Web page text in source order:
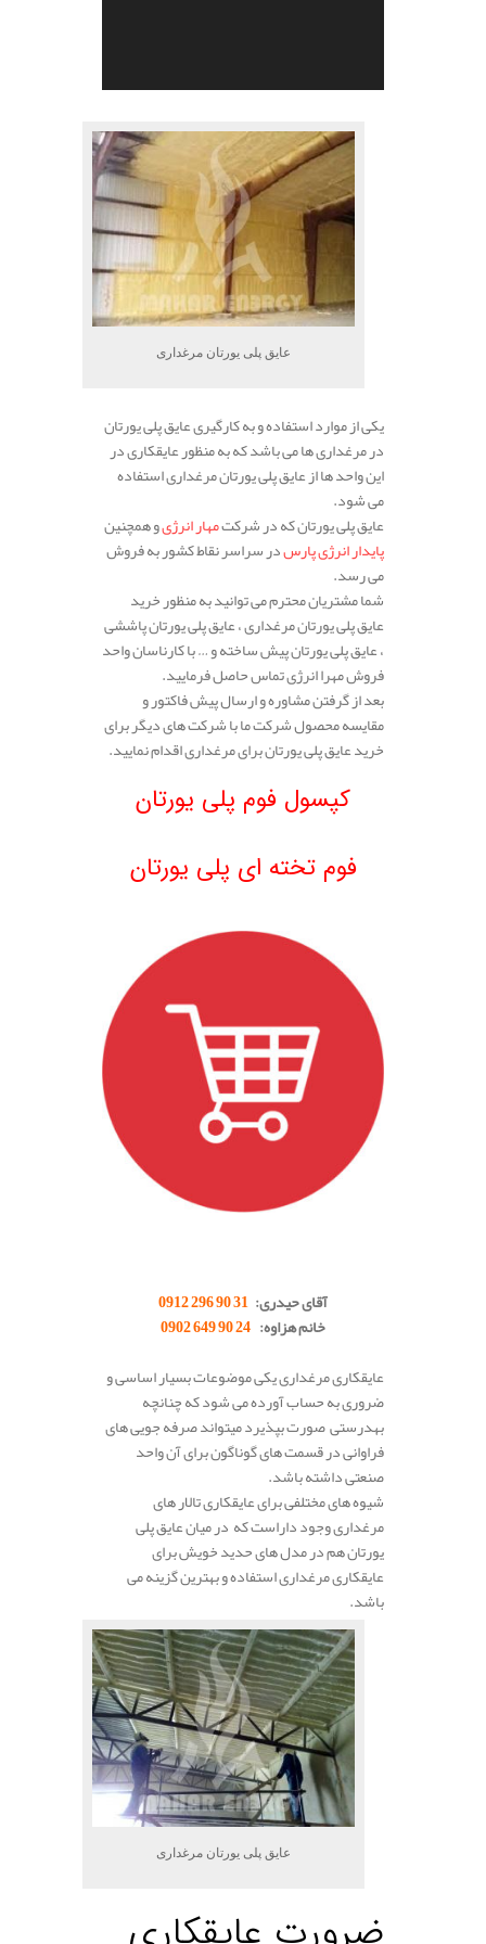
عایق پلی یورتان مرغداری
یکی از موارد استفاده و به کارگیری عایق پلی یورتان
در مرغداری ها می باشد که به منظور عایقکاری در
این واحد ها از عایق پلی یورتان مرغداری استفاده
می شود.
عایق پلی یورتان که در شرکتمهار انرژیو همچنین
پایدار انرژی پارسدر سراسر نقاط کشور به فروش
می رسد.
شما مشتریان محترم می توانید به منظور خرید
عایق پلی یورتان مرغداری ، عایق پلی یورتان پاششی
، عایق پلی یورتان پیش ساخته و … با کارناسان واحد
فروش مهرا انرژی تماس حاصل فرمایید.
بعد از گرفتن مشاوره و ارسال پیش فاکتور و
مقایسه محصول شرکت ما با شرکت های دیگر برای
خرید عایق پلی یورتان برای مرغداری اقدام نمایید.
کپسول فوم پلی یورتان
فوم تخته ای پلی یورتان
آقای حیدری: 31 90 296 0912
خانم هزاوه: 24 90 649 0902
عایقکاری مرغداری یکی موضوعات بسیار اساسی و
ضروری به حساب آورده می شود که چنانچه
بهدرستی صورت بپذیرد میتواند صرفه جویی های
فراوانی در قسمت های گوناگون برای آن واحد
صنعتی داشته باشد.
شیوه های مختلفی برای عایقکاری تالار های
مرغداری وجود داراست که در میان عایق پلی
یورتان هم در مدل های حدید خویش برای
عایقکاری مرغداری استفاده و بهترین گزینه می
باشد.
عایق پلی یورتان مرغداری